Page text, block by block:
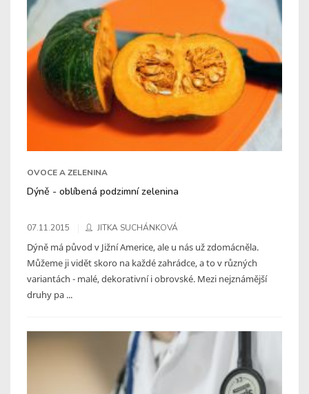
OVOCE A ZELENINA
Dýně - oblíbená podzimní zelenina
07.11.2015 JITKA SUCHÁNKOVÁ
Dýně má původ v Jižní Americe, ale u nás už zdomácněla.
Můžeme ji vidět skoro na každé zahrádce, a to v různých
variantách - malé, dekorativní i obrovské. Mezi nejznámější
druhy pa ...